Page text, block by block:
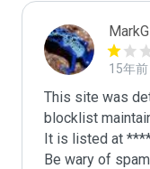
15年前
This site was
blocklist
It is listed at
Be wary of